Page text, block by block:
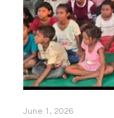
June 1, 2026